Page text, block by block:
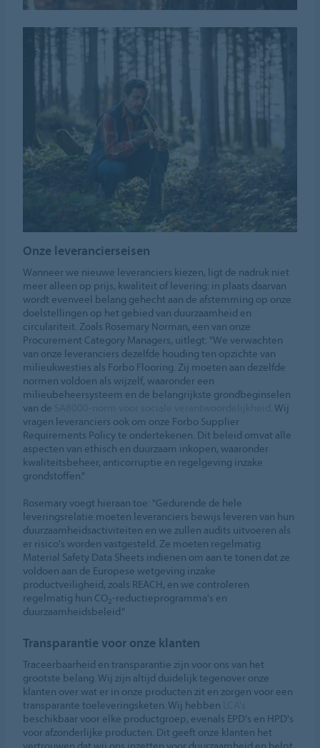
Onze leverancierseisen
Wanneer we nieuwe leveranciers kiezen, ligt de nadruk niet
meer alleen op prijs, kwaliteit of levering: in plaats daarvan
wordt evenveel belang gehecht aan de afstemming op onze
doelstellingen op het gebied van duurzaamheid en
circulariteit. Zoals Rosemary Norman, een van onze
Procurement Category Managers, uitlegt: "We verwachten
van onze leveranciers dezelfde houding ten opzichte van
milieukwesties als Forbo Flooring. Zij moeten aan dezelfde
normen voldoen als wijzelf, waaronder een
milieubeheersysteem en de belangrijkste grondbeginselen
van de
. Wij
vragen leveranciers ook om onze Forbo Supplier
Requirements Policy te ondertekenen. Dit beleid omvat alle
aspecten van ethisch en duurzaam inkopen, waaronder
kwaliteitsbeheer, anticorruptie en regelgeving inzake
grondstoffen."
Rosemary voegt hieraan toe: "Gedurende de hele
leveringsrelatie moeten leveranciers bewijs leveren van hun
duurzaamheidsactiviteiten en we zullen audits uitvoeren als
er risico's worden vastgesteld. Ze moeten regelmatig
Material Safety Data Sheets indienen om aan te tonen dat ze
voldoen aan de Europese wetgeving inzake
productveiligheid, zoals REACH, en we controleren
regelmatig hun CO2-reductieprogramma's en
duurzaamheidsbeleid."
Transparantie voor onze klanten
Traceerbaarheid en transparantie zijn voor ons van het
grootste belang. Wij zijn altijd duidelijk tegenover onze
klanten over wat er in onze producten zit en zorgen voor een
transparante toeleveringsketen. Wij hebben
beschikbaar voor elke productgroep, evenals EPD's en HPD's
voor afzonderlijke producten. Dit geeft onze klanten het